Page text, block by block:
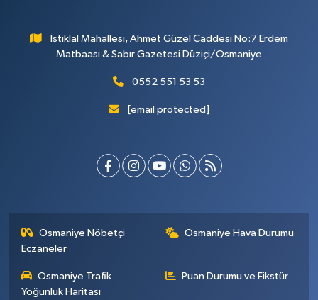
İstiklal Mahallesi, Ahmet Güzel Caddesi No:7 Erdem
Matbaası & Sabır Gazetesi Düziçi/Osmaniye
0552 551 53 53
[email protected]
Osmaniye Nöbetçi
Eczaneler
Osmaniye Hava Durumu
Osmaniye Trafik
Yoğunluk Haritası
Puan Durumu ve Fikstür